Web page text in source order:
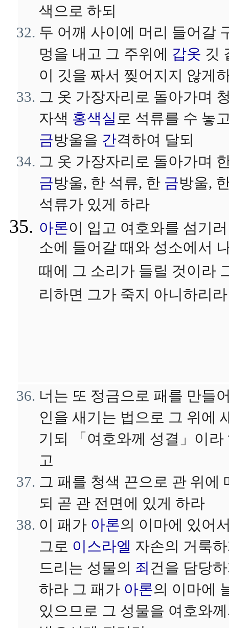
색으로 하되
두 어깨 사이에 머리 들어갈
멍을 내고 그 주위에 갑옷 깃
이 깃을 짜서 찢어지지 않게
그 옷 가장자리로 돌아가며
자색 홍색실 로 석류를 수 놓
금방울을 간격하여 달되
그 옷 가장자리로 돌아가며
금방울, 한 석류, 한 금방울,
석류가 있게 하라
아론이 입고 여호와를 섬기
소에 들어갈 때와 성소에서
때에 그 소리가 들릴 것이라
리하면 그가 죽지 아니하리라
너는 또 정금으로 패를 만들
인을 새기는 법으로 그 위에
기되 「여호와께 성결」이라
고
그 패를 청색 끈으로 관 위에
되 곧 관 전면에 있게 하라
이 패가 아론의 이마에 있어
그로 이스라엘 자손의 거룩
드리는 성물의 죄 건을 담당
하라 그 패가 아론의 이마에
있으므로 그 성물을 여호와